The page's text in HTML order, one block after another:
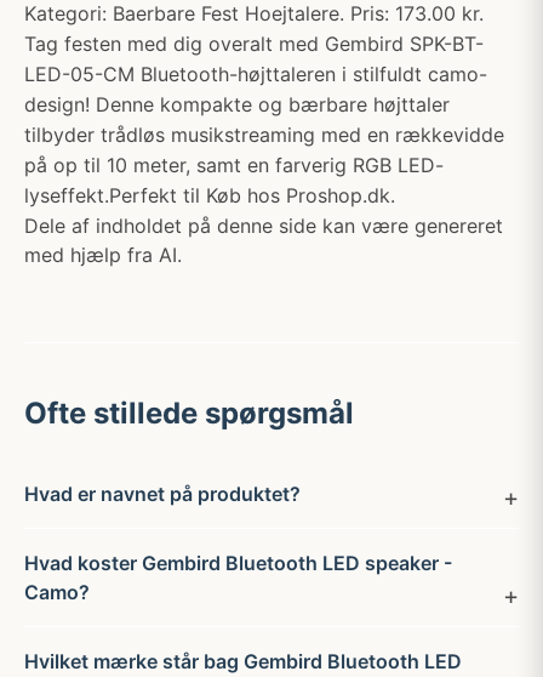
Kategori: Baerbare Fest Hoejtalere. Pris: 173.00 kr.
Tag festen med dig overalt med Gembird SPK-BT-
LED-05-CM Bluetooth-højttaleren i stilfuldt camo-
design! Denne kompakte og bærbare højttaler
tilbyder trådløs musikstreaming med en rækkevidde
på op til 10 meter, samt en farverig RGB LED-
lyseffekt.Perfekt til Køb hos Proshop.dk.
Dele af indholdet på denne side kan være genereret
med hjælp fra AI.
Ofte stillede spørgsmål
Hvad er navnet på produktet?
Hvad koster Gembird Bluetooth LED speaker -
Camo?
Hvilket mærke står bag Gembird Bluetooth LED